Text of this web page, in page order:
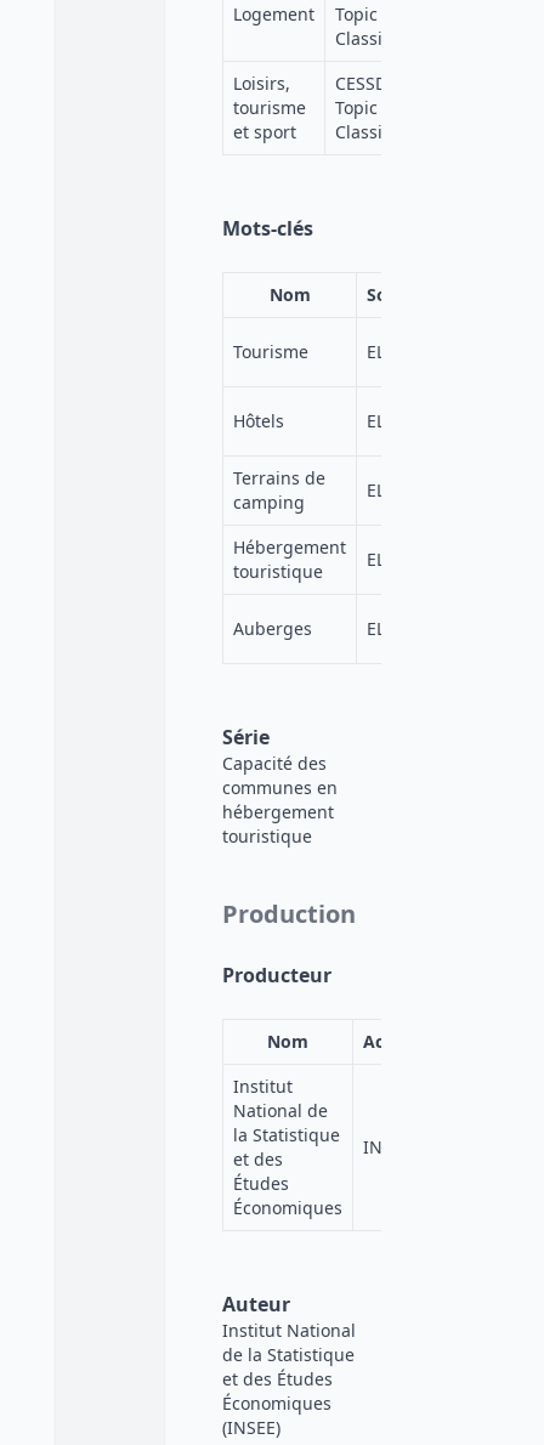
Logement
Topic
Classification
Loisirs,
tourisme
et sport
CESSDA
Topic
Classification
Mots-clés
Nom Source
Tourisme ELSST
Hôtels ELSST
Terrains de
camping
ELSST
Hébergement
touristique
ELSST
Auberges ELSST
Série
Capacité des
communes en
hébergement
touristique
Production
Producteur
Nom
Acronyme
Institut
National de
la Statistique
et des
Études
Économiques
INSEE
Auteur
Institut National
de la Statistique
et des Études
Économiques
(INSEE)